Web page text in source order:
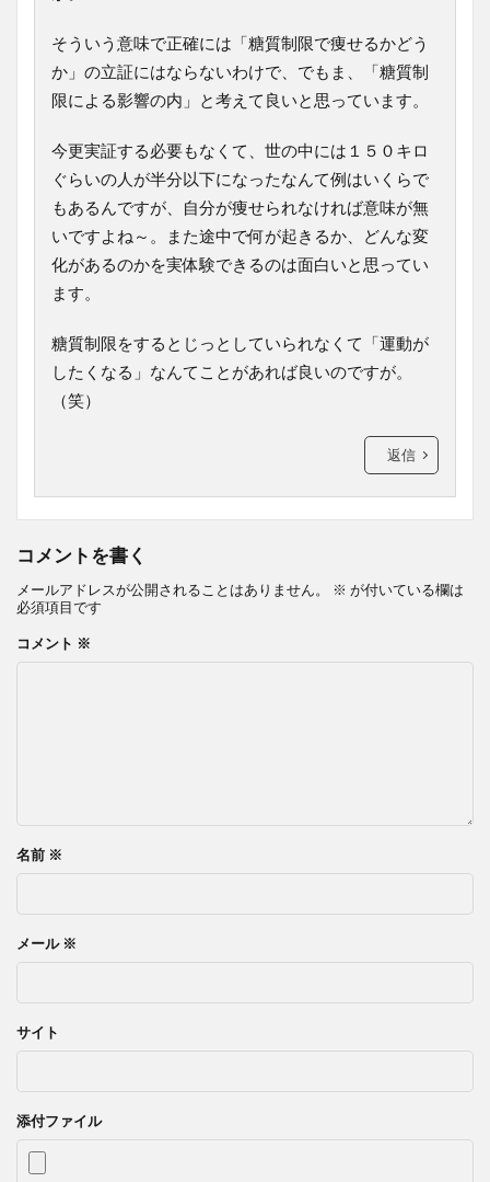
そういう意味で正確には「糖質制限で痩せるかどう
か」の立証にはならないわけで、でもま、「糖質制
限による影響の内」と考えて良いと思っています。
今更実証する必要もなくて、世の中には１５０キロ
ぐらいの人が半分以下になったなんて例はいくらで
もあるんですが、自分が痩せられなければ意味が無
いですよね～。また途中で何が起きるか、どんな変
化があるのかを実体験できるのは面白いと思ってい
ます。
糖質制限をするとじっとしていられなくて「運動が
したくなる」なんてことがあれば良いのですが。
（笑）
返信
コメントを書く
メールアドレスが公開されることはありません。 ※ が付いている欄は
必須項目です
コメント ※
名前 ※
メール ※
サイト
添付ファイル